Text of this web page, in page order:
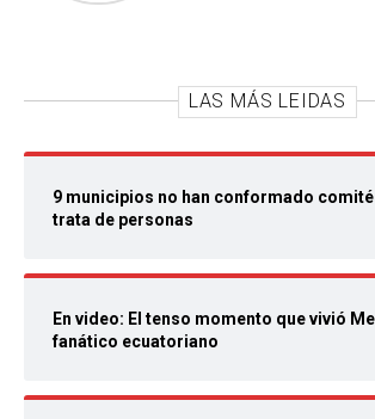
LAS MÁS LEIDAS
9 municipios no han conformado
trata de personas
En video: El tenso momento que vivió
fanático ecuatoriano